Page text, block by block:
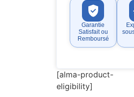
Garantie
Satisfait ou
Remboursé
[alma-product-
eligibility]